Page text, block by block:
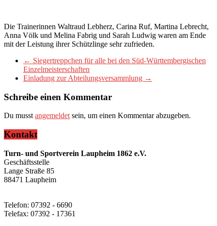
Die Trainerinnen Waltraud Lebherz, Carina Ruf, Martina Lebrecht,
Anna Völk und Melina Fabrig und Sarah Ludwig waren am Ende
mit der Leistung ihrer Schützlinge sehr zufrieden.
← Siegertreppchen für alle bei den Süd-Württembergischen
Einzelmeisterschaften
Einladung zur Abteilungsversammlung →
Schreibe einen Kommentar
Du musst angemeldet sein, um einen Kommentar abzugeben.
Kontakt
Turn- und Sportverein Laupheim 1862 e.V.
Geschäftsstelle
Lange Straße 85
88471 Laupheim
Telefon: 07392 - 6690
Telefax: 07392 - 17361